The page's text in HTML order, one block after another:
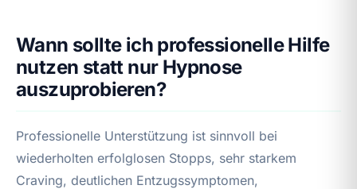
Wann sollte ich professionelle Hilfe
nutzen statt nur Hypnose
auszuprobieren?
Professionelle Unterstützung ist sinnvoll bei
wiederholten erfolglosen Stopps, sehr starkem
Craving, deutlichen Entzugssymptomen,